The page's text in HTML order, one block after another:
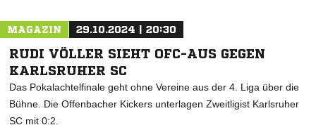
MAGAZIN 29.10.2024 | 20:30
RUDI VÖLLER SIEHT OFC-AUS GEGEN
KARLSRUHER SC
Das Pokalachtelfinale geht ohne Vereine aus der 4. Liga über die
Bühne. Die Offenbacher Kickers unterlagen Zweitligist Karlsruher
SC mit 0:2.